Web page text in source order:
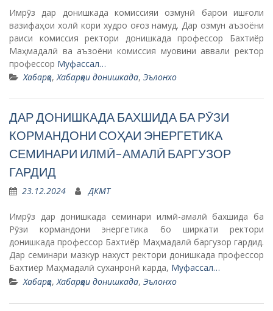
Имрӯз дар донишкада комиссияи озмунӣ барои ишғоли
вазифаҳои холӣ кори худро оғоз намуд. Дар озмун аъзоёни
раиси комиссия ректори донишкада профессор Бахтиёр
Маҳмадалӣ ва аъзоёни комиссия муовини аввали ректор
профессор Муфассал…
Хабарҳо,Хабарҳои донишкада, Эълонхо
ДАР ДОНИШКАДА БАХШИДА БА РӮЗИ
КОРМАНДОНИ СОҲАИ ЭНЕРГЕТИКА
СЕМИНАРИ ИЛМӢ-АМАЛӢ БАРГУЗОР
ГАРДИД
23.12.2024 ДКМТ
Имрӯз дар донишкада семинари илмӣ-амалӣ бахшида ба
Рӯзи кормандони энергетика бо ширкати ректори
донишкада профессор Бахтиёр Маҳмадалӣ баргузор гардид.
Дар семинари мазкур нахуст ректори донишкада профессор
Бахтиёр Маҳмадалӣ суханронӣ карда, Муфассал…
Хабарҳо, Хабарҳои донишкада, Эълонхо